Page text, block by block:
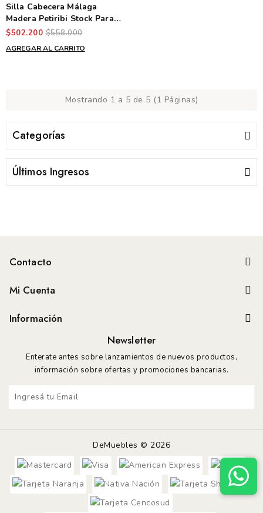
Silla Cabecera Málaga
Madera Petiribi Stock Para
Entrega Inmediata
$502.200 $558.000
AGREGAR AL CARRITO
Mostrando 1 a 5 de 5 (1 Páginas)
Categorías
Últimos Ingresos
Contacto
Mi Cuenta
Información
Newsletter
Enterate antes sobre lanzamientos de nuevos productos,
información sobre ofertas y promociones bancarias.
DeMuebles © 2026